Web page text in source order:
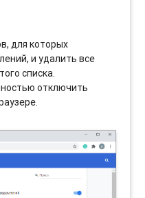
для которых
и удалить все
списка.
отключить